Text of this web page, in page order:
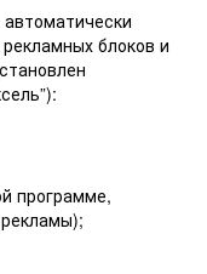
блоков и
программе,